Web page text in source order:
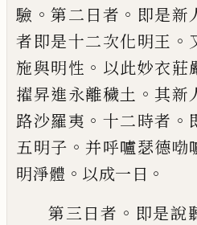
驗 。第二日者 。 即是新
者即是十二次化明王 。
施與明性 。 以此妙衣莊
擢昇進永離穢土 。其新
路沙羅夷 。 十二時者 。
五明子 。 并呼嚧瑟德𠷺
明淨體 。 以成一 日 。
第三日者 。 即是說